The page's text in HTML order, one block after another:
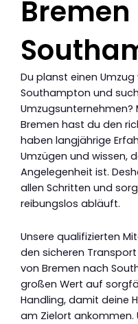
Du planst einen
Southampton und
Umzugsunternehmen?
Bremen hast du den
haben langjährige
Umzügen und wissen,
Angelegenheit ist.
allen Schritten und
reibungslos abläuft.
Unsere qualifizierten
den sicheren
von Bremen nach
großen Wert auf
Handling, damit deine
am Zielort ankommen.